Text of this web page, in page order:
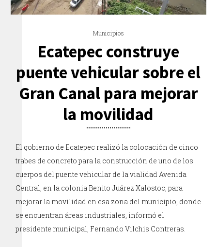
Municipios
Ecatepec construye
puente vehicular sobre el
Gran Canal para mejorar
la movilidad
El gobierno de Ecatepec realizó la colocación de cinco
trabes de concreto para la construcción de uno de los
cuerpos del puente vehicular de la vialidad Avenida
Central, en la colonia Benito Juárez Xalostoc, para
mejorar la movilidad en esa zona del municipio, donde
se encuentran áreas industriales, informó el
presidente municipal, Fernando Vilchis Contreras.